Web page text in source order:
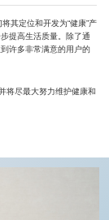
其定位和开发为“健康”产
提高生活质量。除了通
许多非常满意的用户的
将尽最大努力维护健康和